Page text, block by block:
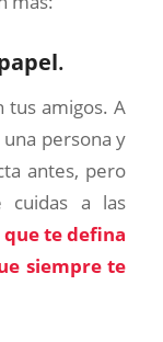
.
tus amigos. A
persona y
antes, pero
a las
que te defina
siempre te